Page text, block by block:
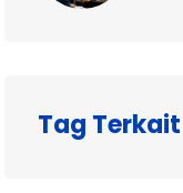
Tag Terkait